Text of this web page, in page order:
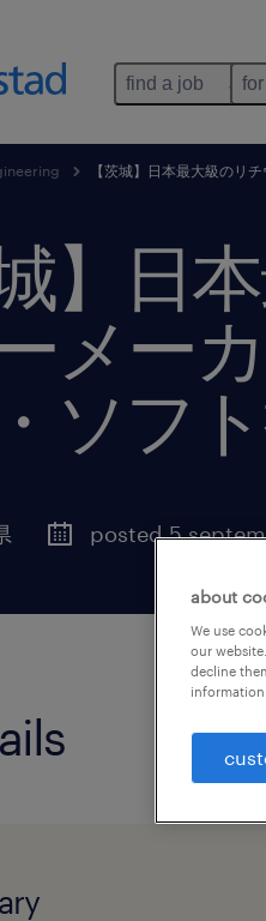
find a job
【茨城】日本最大級のリ
城】日
メー
ソフト
posted 5
about
We use
our
decline